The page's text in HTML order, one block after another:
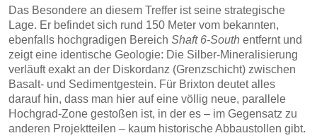
Das Besondere an diesem Treffer ist seine strategische
Lage. Er befindet sich rund 150 Meter vom bekannten,
ebenfalls hochgradigen Bereich Shaft 6-South entfernt und
zeigt eine identische Geologie: Die Silber-Mineralisierung
verläuft exakt an der Diskordanz (Grenzschicht) zwischen
Basalt- und Sedimentgestein. Für Brixton deutet alles
darauf hin, dass man hier auf eine völlig neue, parallele
Hochgrad-Zone gestoßen ist, in der es – im Gegensatz zu
anderen Projektteilen – kaum historische Abbaustollen gibt.